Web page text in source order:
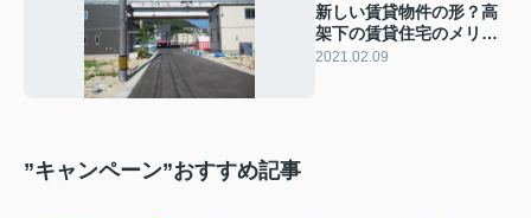
新しい賃貸物件の形？高
架下の賃貸住宅のメリッ
トデメリットとは
2021.02.09
”キャンペーン”おすすめ記事